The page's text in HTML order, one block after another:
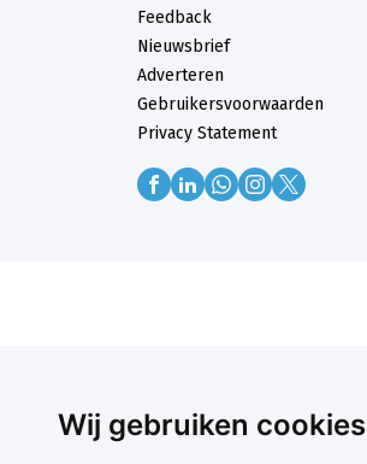
Wij gebruiken cookies
Feedback
Nieuwsbrief
Adverteren
Gebruikersvoorwaarden
Privacy Statement